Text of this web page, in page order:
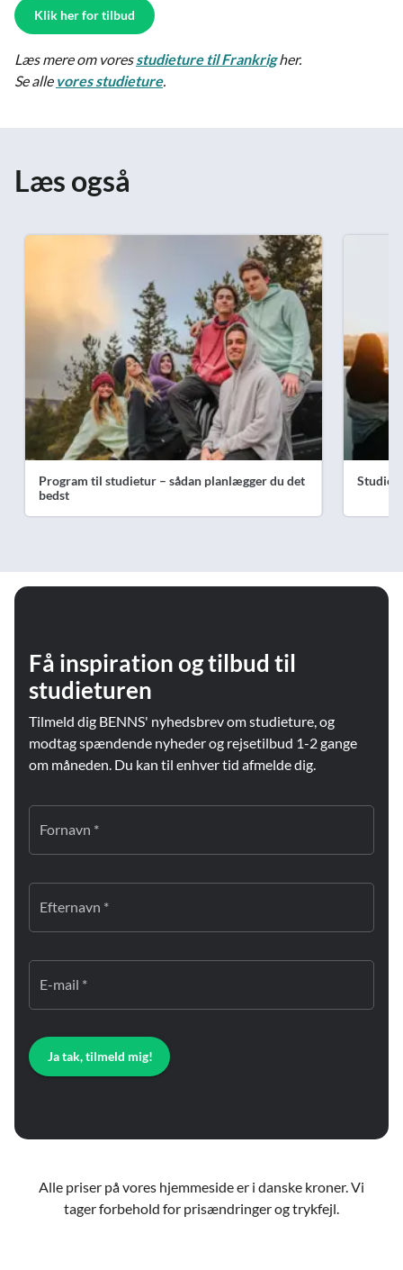
Klik her for tilbud
Læs mere om voresstudieture til Frankrigher.
Se alle vores studieture.
Læs også
Program til studietur – sådan planlægger du det
bedst
Få inspiration og tilbud til
studieturen
Tilmeld dig BENNS' nyhedsbrev om studieture, og
modtag spændende nyheder og rejsetilbud 1-2 gange
om måneden. Du kan til enhver tid afmelde dig.
Fornavn *
Efternavn *
E-mail *
Ja tak, tilmeld mig!
Alle priser på vores hjemmeside er i danske kroner. Vi
tager forbehold for prisændringer og trykfejl.